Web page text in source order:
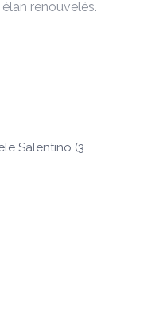
renouvelés.
Salentino (3